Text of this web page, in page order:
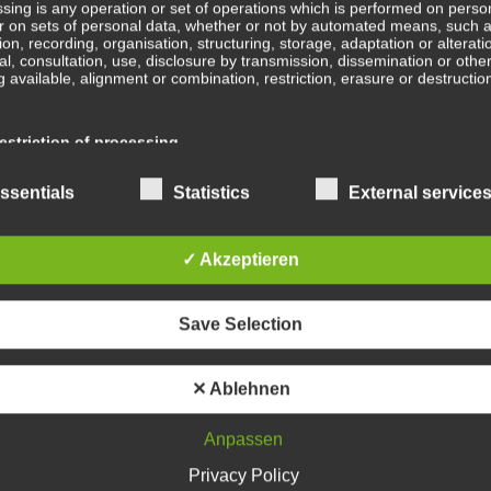
is any operation or set of operations which is performed on
on sets of personal data, whether or not by automated means, such
recording, organisation, structuring, storage, adaptation or
consultation, use, disclosure by transmission, dissemination or
available, alignment or combination, restriction, erasure or
of processing
of processing is the marking of stored personal data with the aim
their processing in the future.
means any form of automated processing of personal data consisting
of personal data to evaluate certain personal aspects relating to a
in particular to analyse or predict aspects concerning that natural
at work, economic situation, health, personal preferences,
behaviour, location or movements.
Statistics External services
✓ Akzeptieren
Save Selection
✕ Ablehnen
Anpassen
Privacy Policy